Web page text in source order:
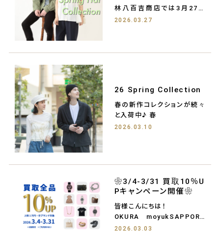
林八百吉商店では3月27日
(金)～31 (火)
2026.03.27
26 Spring Collection
春の新作コレクションが続々
と入荷中♪ 春
2026.03.10
❀3/4-3/31 買取10％U
Pキャンペーン開催❀
皆様こんにちは！
OKURA moyukSAPPORO
店でござい
2026.03.03